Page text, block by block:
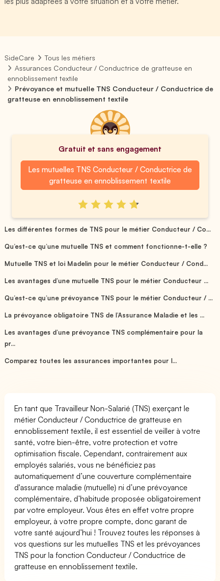
SideCare
Tous les métiers
Assurances Conducteur / Conductrice de gratteuse en
ennoblissement textile
Prévoyance et mutuelle TNS Conducteur / Conductrice de
gratteuse en ennoblissement textile
Gratuit et sans engagement
Les mutuelles TNS Conducteur / Conductrice de
gratteuse en ennoblissement textile
Les différentes formes de TNS pour le métier Conducteur / Co...
Qu’est-ce qu’une mutuelle TNS et comment fonctionne-t-elle ?
Mutuelle TNS et loi Madelin pour le métier Conducteur / Cond...
Les avantages d’une mutuelle TNS pour le métier Conducteur ...
Qu’est-ce qu’une prévoyance TNS pour le métier Conducteur / ...
La prévoyance obligatoire TNS de l’Assurance Maladie et les ...
Les avantages d’une prévoyance TNS complémentaire pour la
pr...
Comparez toutes les assurances importantes pour l...
En tant que Travailleur Non-Salarié (TNS) exerçant le
métier Conducteur / Conductrice de gratteuse en
ennoblissement textile, il est essentiel de veiller à votre
santé, votre bien-être, votre protection et votre
optimisation fiscale. Cependant, contrairement aux
employés salariés, vous ne bénéficiez pas
automatiquement d’une couverture complémentaire
d'assurance maladie (mutuelle) ni d’une prévoyance
complémentaire, d’habitude proposée obligatoirement
par votre employeur. Vous êtes en effet votre propre
employeur, à votre propre compte, donc garant de
votre santé aujourd’hui ! Trouvez toutes les réponses à
vos questions sur les mutuelles TNS et les prévoyances
TNS pour la fonction Conducteur / Conductrice de
gratteuse en ennoblissement textile.